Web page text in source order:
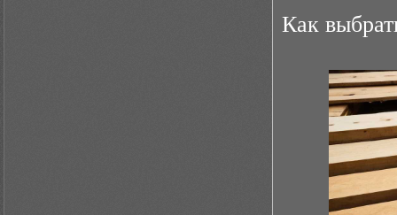
Как